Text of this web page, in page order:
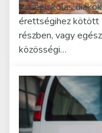
Középiskolás
érettségihez kötött
részben, vagy
közösségi…